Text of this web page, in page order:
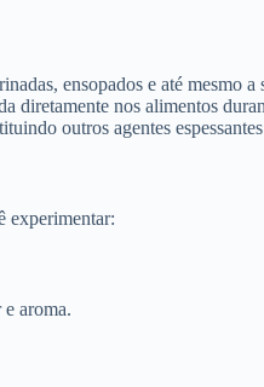
ensopados e até mesmo
diretamente nos alimentos
outros agentes
experimentar:
aroma.